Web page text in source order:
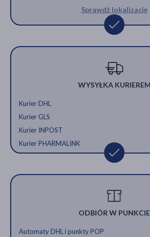
Sprawdź lokalizację
WYSYŁKA KURIEREM
Kurier DHL
Kurier GLS
Kurier INPOST
Kurier PHARMALINK
ODBIÓR W PUNKCIE
Automaty DHL i punkty POP